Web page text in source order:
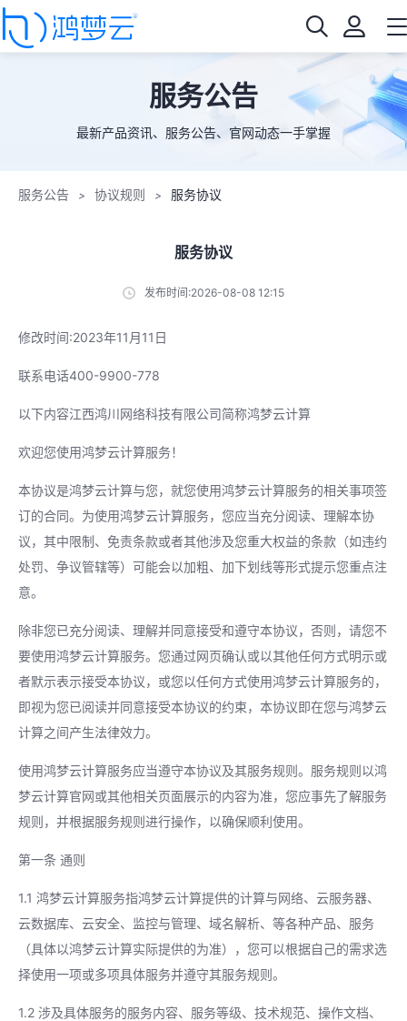
服务公告
最新产品资讯、服务公告、官网动态一手掌握
服务公告 > 协议规则 > 服务协议
服务协议
发布时间:2026-08-08 12:15
修改时间:2023年11月11日
联系电话400-9900-778
以下内容江西鸿川网络科技有限公司简称鸿梦云计算
欢迎您使用鸿梦云计算服务！
本协议是鸿梦云计算与您，就您使用鸿梦云计算服务的相关事项签
订的合同。为使用鸿梦云计算服务，您应当充分阅读、理解本协
议，其中限制、免责条款或者其他涉及您重大权益的条款（如违约
处罚、争议管辖等）可能会以加粗、加下划线等形式提示您重点注
意。
除非您已充分阅读、理解并同意接受和遵守本协议，否则，请您不
要使用鸿梦云计算服务。您通过网页确认或以其他任何方式明示或
者默示表示接受本协议，或您以任何方式使用鸿梦云计算服务的，
即视为您已阅读并同意接受本协议的约束，本协议即在您与鸿梦云
计算之间产生法律效力。
使用鸿梦云计算服务应当遵守本协议及其服务规则。服务规则以鸿
梦云计算官网或其他相关页面展示的内容为准，您应事先了解服务
规则，并根据服务规则进行操作，以确保顺利使用。
第一条 通则
1.1 鸿梦云计算服务指鸿梦云计算提供的计算与网络、云服务器、
云数据库、云安全、监控与管理、域名解析、等各种产品、服务
（具体以鸿梦云计算实际提供的为准），您可以根据自己的需求选
择使用一项或多项具体服务并遵守其服务规则。
1.2 涉及具体服务的服务内容、服务等级、技术规范、操作文档、